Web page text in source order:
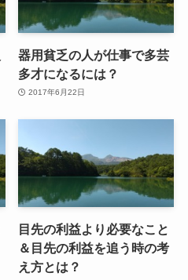
器用貧乏の人が仕事で多芸
多才になるには？
2017年6月22日
目先の利益より必要なこと
＆目先の利益を追う時の考
え方とは？